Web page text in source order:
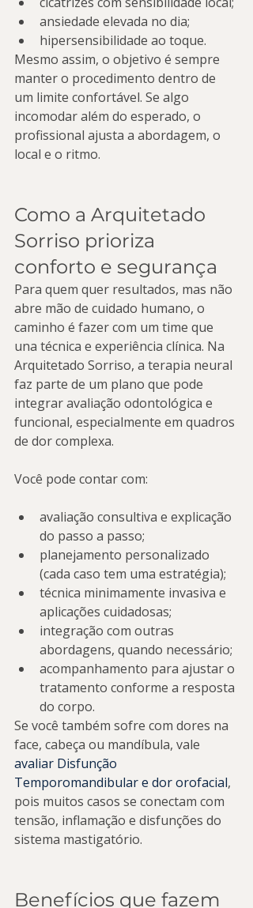
ansiedade elevada no dia;
hipersensibilidade ao toque.
Mesmo assim, o objetivo é sempre
manter o procedimento dentro de
um limite confortável. Se algo
incomodar além do esperado, o
profissional ajusta a abordagem, o
local e o ritmo.
Como a Arquitetado
Sorriso prioriza
conforto e segurança
Para quem quer resultados, mas não
abre mão de cuidado humano, o
caminho é fazer com um time que
una técnica e experiência clínica. Na
Arquitetado Sorriso, a terapia neural
faz parte de um plano que pode
integrar avaliação odontológica e
funcional, especialmente em quadros
de dor complexa.
Você pode contar com:
avaliação consultiva e explicação
do passo a passo;
planejamento personalizado
(cada caso tem uma estratégia);
técnica minimamente invasiva e
aplicações cuidadosas;
integração com outras
abordagens, quando necessário;
acompanhamento para ajustar o
tratamento conforme a resposta
do corpo.
Se você também sofre com dores na
face, cabeça ou mandíbula, vale
avaliar Disfunção
Temporomandibular e dor orofacial,
pois muitos casos se conectam com
tensão, inflamação e disfunções do
sistema mastigatório.
Benefícios que fazem